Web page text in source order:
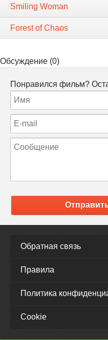
Smiling Woman
Forest of Chaos
Обсуждение (0)
Понравился фильм?
Обратная связь
Правила
Политика
Cookie